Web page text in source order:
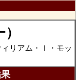
リアム・Ｉ・モッ